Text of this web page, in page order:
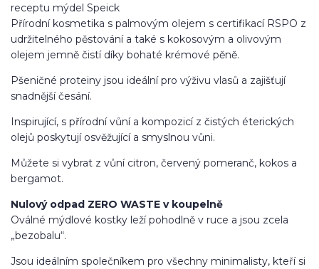
receptu mýdel Speick
Přírodní kosmetika s palmovým olejem s certifikací RSPO z
udržitelného pěstování a také s kokosovým a olivovým
olejem jemně čistí díky bohaté krémové pěně.
Pšeničné proteiny jsou ideální pro výživu vlasů a zajišťují
snadnější česání.
Inspirující, s přírodní vůní a kompozicí z čistých éterických
olejů poskytují osvěžující a smyslnou vůni.
Můžete si vybrat z vůní citron, červený pomeranč, kokos a
bergamot.
Nulový odpad ZERO WASTE v koupelně
Oválné mýdlové kostky leží pohodlně v ruce a jsou zcela
„bezobalu“.
Jsou ideálním společníkem pro všechny minimalisty, kteří si